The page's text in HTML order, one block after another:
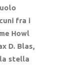
fra i
Howl
D. Blas,
stella